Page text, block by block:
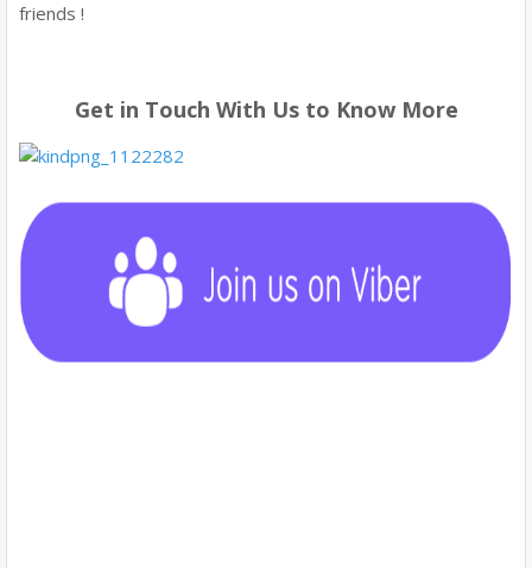
friends !
Get in Touch With Us to Know More